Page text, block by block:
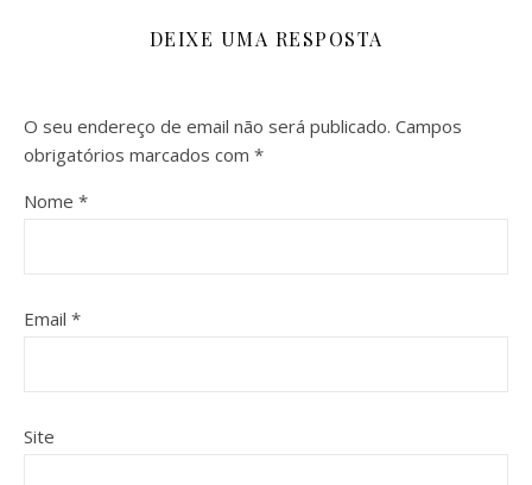
DEIXE UMA RESPOSTA
O seu endereço de email não será publicado. Campos
obrigatórios marcados com *
Nome *
Email *
Site